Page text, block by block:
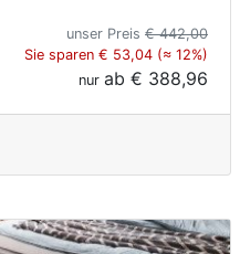
unser Preis € 442,00
Sie sparen € 53,04 (≈ 12%)
nur ab € 388,96